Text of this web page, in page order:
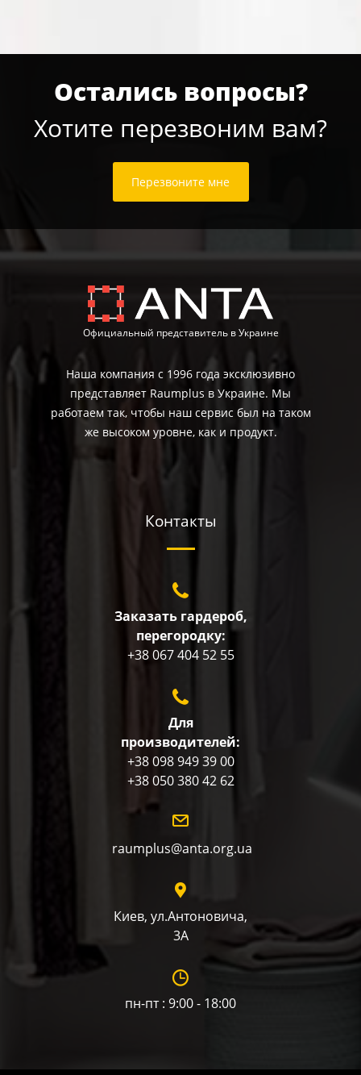
Остались вопросы?
Хотите перезвоним вам?
Перезвоните мне
Официальный представитель в Украине
Наша компания с 1996 года эксклюзивно
представляет Raumplus в Украине. Мы
работаем так, чтобы наш сервис был на таком
же высоком уровне, как и продукт.
Контакты
Заказать гардероб,
перегородку:
+38 067 404 52 55
Для
производителей:
+38 098 949 39 00
+38 050 380 42 62
raumplus@anta.org.ua
Киев, ул.Антоновича,
3А
пн-пт : 9:00 - 18:00